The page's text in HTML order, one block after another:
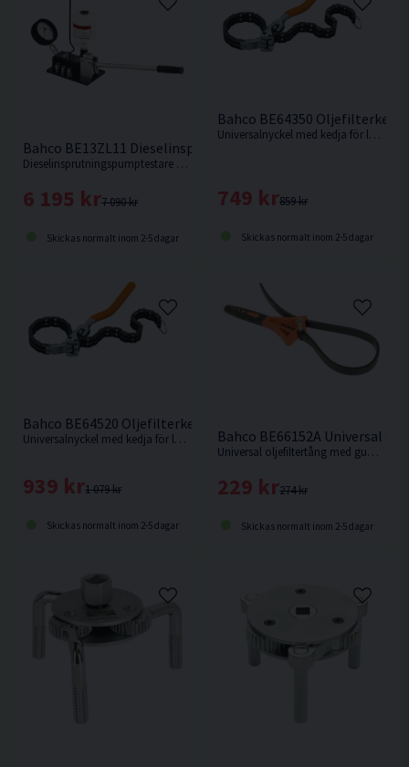
Bahco BE13ZL11 Dieselinsprutningspumptestare
Dieselinsprutningspumptestare som används för test av dieselinsprutning utanför motorn.
7 090 kr
6 195 kr
Skickas normalt inom 2-5 dagar
Bahco BE64350
Universalnyckel med kedja för lossning av mycket hårt fastsittande oljefilter.
859 kr
749 kr
Skickas normalt inom 2-5 dagar
Bahco BE64520 Oljefilterkedjenyckel 60-160mm
Universalnyckel med kedja för lossning av mycket hårt fastsittande oljefilter.
1 079 kr
939 kr
Skickas normalt inom 2-5 dagar
Bahco BE66152A Universal
Universal oljefiltertång med gummirem med en diameter på <150mm
274 kr
229 kr
Skickas normalt inom 2-5 dagar